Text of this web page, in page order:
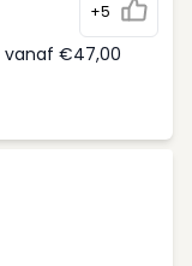
+5
vanaf €47,00